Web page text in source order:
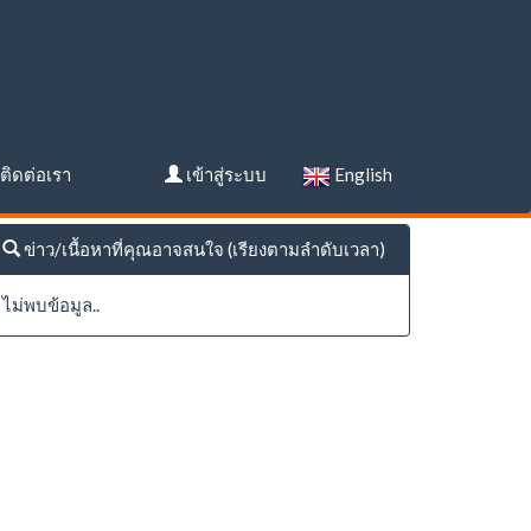
ติดต่อเรา เข้าสู่ระบบ English
ข่าว/เนื้อหาที่คุณอาจสนใจ (เรียงตามลำดับเวลา)
ไม่พบข้อมูล..